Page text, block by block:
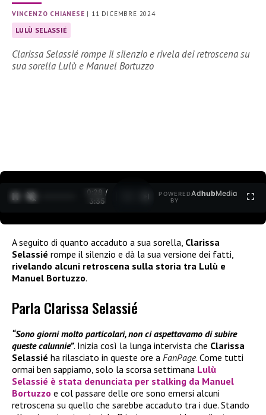
VINCENZO CHIANESE | 11 DICEMBRE 2024
LULÙ SELASSIÉ
Clarissa Selassié rompe il silenzio e rivela dei retroscena su
sua sorella Lulù e Manuel Bortuzzo
0:29 /
3:35
POWERED
BY
AdhubMedia
A seguito di quanto accaduto a sua sorella, Clarissa
Selassié rompe il silenzio e dà la sua versione dei fatti,
rivelando alcuni retroscena sulla storia tra Lulù e
Manuel Bortuzzo.
Parla Clarissa Selassié
“Sono giorni molto particolari, non ci aspettavamo di subire
queste calunnie”. Inizia così la lunga intervista che Clarissa
Selassié ha rilasciato in queste ore a FanPage. Come tutti
ormai ben sappiamo, solo la scorsa settimana Lulù
Selassié è stata denunciata per stalking da Manuel
Bortuzzo e col passare delle ore sono emersi alcuni
retroscena su quello che sarebbe accaduto tra i due. Stando